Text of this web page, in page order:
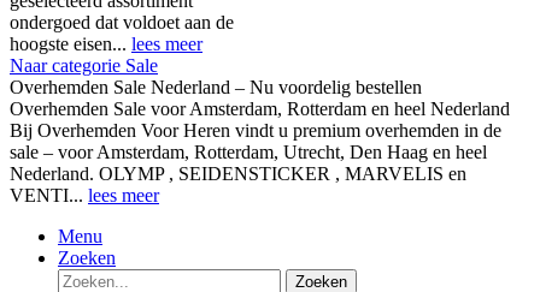
ondergoed dat voldoet aan de
hoogste eisen... lees meer
Naar categorie Sale
Overhemden Sale Nederland – Nu voordelig bestellen
Overhemden Sale voor Amsterdam, Rotterdam en heel Nederland
Bij Overhemden Voor Heren vindt u premium overhemden in de
sale – voor Amsterdam, Rotterdam, Utrecht, Den Haag en heel
Nederland. OLYMP , SEIDENSTICKER , MARVELIS en
VENTI... lees meer
Menu
Zoeken
Zoeken